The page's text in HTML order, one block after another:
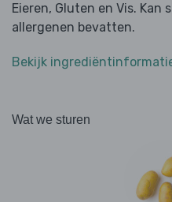
Eieren, Gluten en Vis. Kan
allergenen bevatten.
Bekijk
Wat we sturen